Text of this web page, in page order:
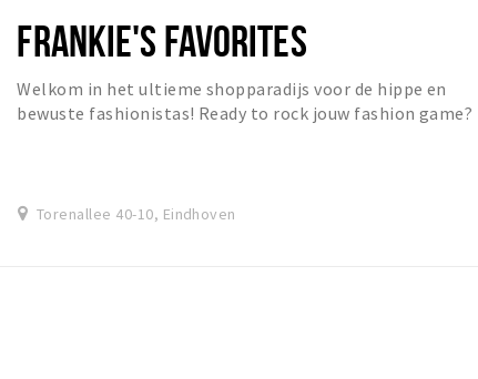
FRANKIE'S FAVORITES
Welkom in het ultieme shopparadijs voor de hippe en
bewuste fashionistas! Ready to rock jouw fashion game?
Torenallee 40-10, Eindhoven